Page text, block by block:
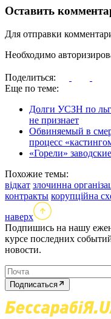
Оставить
Для отправки
Необходимо
Поделиться:
Еще по теме:
Долги УСЗН по
не признает
Обвиняемый в
процесс
«Горели»
Похожие темы:
відкат злочинна
контракты корупційна
наверх
Подпишись на нашу
курсе последних
новости.
Подписаться